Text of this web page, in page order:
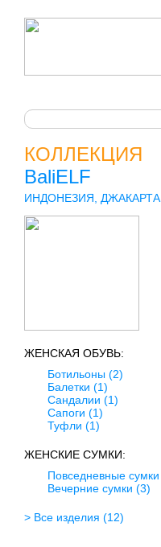
КОЛЛЕКЦИЯ
BaliELF
ИНДОНЕЗИЯ, ДЖАКАРТА
ЖЕНСКАЯ ОБУВЬ:
Ботильоны (2)
Балетки (1)
Сандалии (1)
Сапоги (1)
Туфли (1)
ЖЕНСКИЕ СУМКИ:
Повседневные сумки
Вечерние сумки (3)
> Все изделия (12)